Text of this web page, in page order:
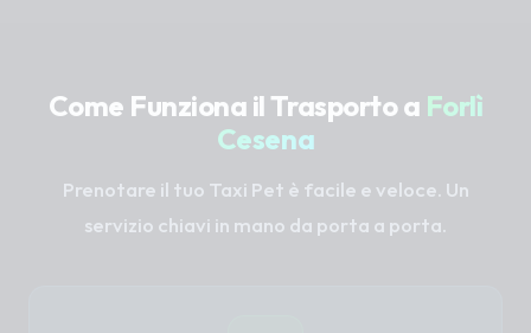
Come Funziona il Trasporto a Forlì
Cesena
Prenotare il tuo Taxi Pet è facile e veloce. Un
servizio chiavi in mano da porta a porta.